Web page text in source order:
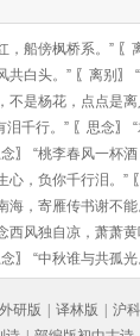
，船傍枫桥系。” 〖
共白头。” 〖 离别 〗
不是杨花，点点是离
泪千行。” 〖 思念〗
〗 “桃李春风一杯
心，负你千行泪。” 〖
海，寄雁传书谢不能
西风独自凉，萧萧
〗 “中秋谁与共孤
外研版 译林版 沪